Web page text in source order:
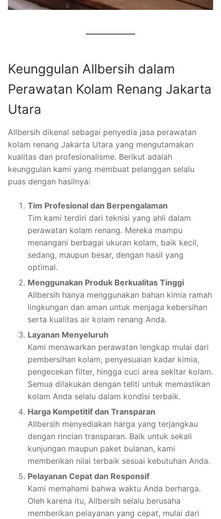
Keunggulan Allbersih dalam
Perawatan Kolam Renang Jakarta
Utara
Allbersih dikenal sebagai penyedia jasa perawatan
kolam renang Jakarta Utara yang mengutamakan
kualitas dan profesionalisme. Berikut adalah
keunggulan kami yang membuat pelanggan selalu
puas dengan hasilnya:
Tim Profesional dan Berpengalaman
Tim kami terdiri dari teknisi yang ahli dalam
perawatan kolam renang. Mereka mampu
menangani berbagai ukuran kolam, baik kecil,
sedang, maupun besar, dengan hasil yang
optimal.
Menggunakan Produk Berkualitas Tinggi
Allbersih hanya menggunakan bahan kimia ramah
lingkungan dan aman untuk menjaga kebersihan
serta kualitas air kolam renang Anda.
Layanan Menyeluruh
Kami menawarkan perawatan lengkap mulai dari
pembersihan kolam, penyesuaian kadar kimia,
pengecekan filter, hingga cuci area sekitar kolam.
Semua dilakukan dengan teliti untuk memastikan
kolam Anda selalu dalam kondisi terbaik.
Harga Kompetitif dan Transparan
Allbersih menyediakan harga yang terjangkau
dengan rincian transparan. Baik untuk sekali
kunjungan maupun paket bulanan, kami
memberikan nilai terbaik sesuai kebutuhan Anda.
Pelayanan Cepat dan Responsif
Kami memahami bahwa waktu Anda berharga.
Oleh karena itu, Allbersih selalu berusaha
memberikan pelayanan yang cepat, mulai dari